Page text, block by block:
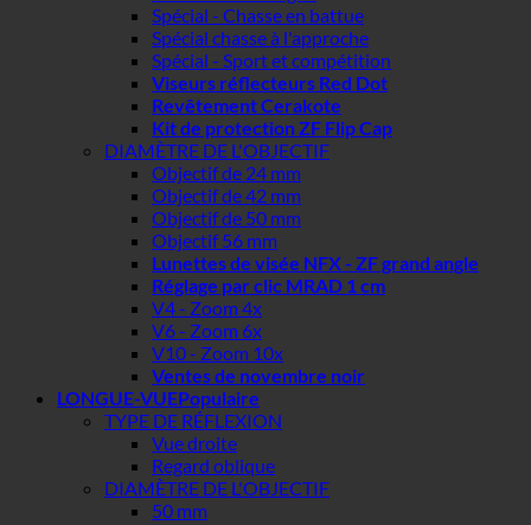
Spécial - Chasse en battue
Spécial chasse à l'approche
Spécial - Sport et compétition
Viseurs réflecteurs Red Dot
Revêtement Cerakote
Kit de protection ZF Flip Cap
DIAMÈTRE DE L'OBJECTIF
Objectif de 24 mm
Objectif de 42 mm
Objectif de 50 mm
Objectif 56 mm
Lunettes de visée NFX - ZF grand angle
Réglage par clic MRAD 1 cm
V4 - Zoom 4x
V6 - Zoom 6x
V10 - Zoom 10x
Ventes de novembre noir
LONGUE-VUE
TYPE DE RÉFLEXION
Vue droite
Regard oblique
DIAMÈTRE DE L'OBJECTIF
50 mm